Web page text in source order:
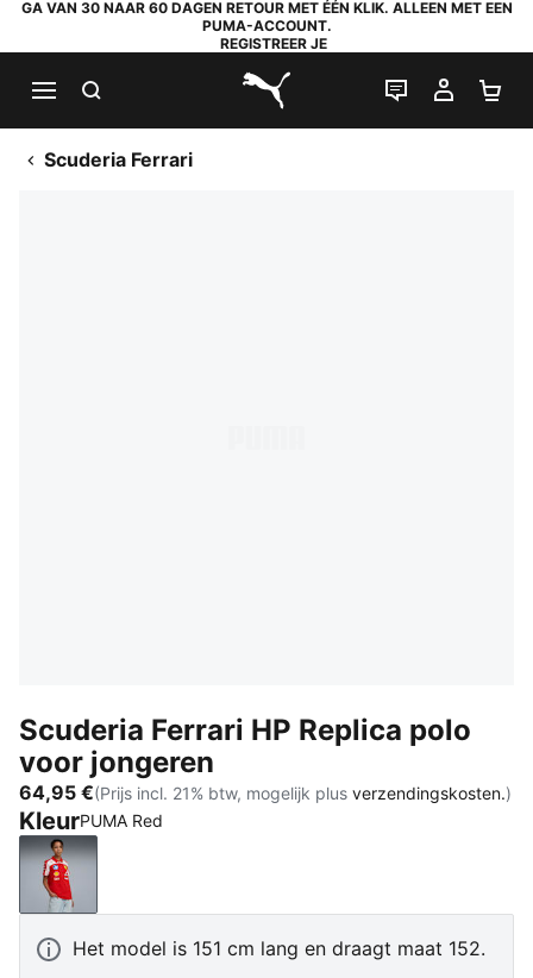
GA VAN 30 NAAR 60 DAGEN RETOUR MET ÉÉN KLIK. ALLEEN MET EEN
PUMA-ACCOUNT.
REGISTREER JE
PUMA.com
LIVE CHAT
MIJN
Scuderia Ferrari
Scuderia Ferrari HP Replica polo
voor jongeren
64,95 €(Prijs incl. 21% btw, mogelijk plus verzendingskosten.)
KleurPUMA Red
PUMA Red
Het model is 151 cm lang en draagt maat 152.